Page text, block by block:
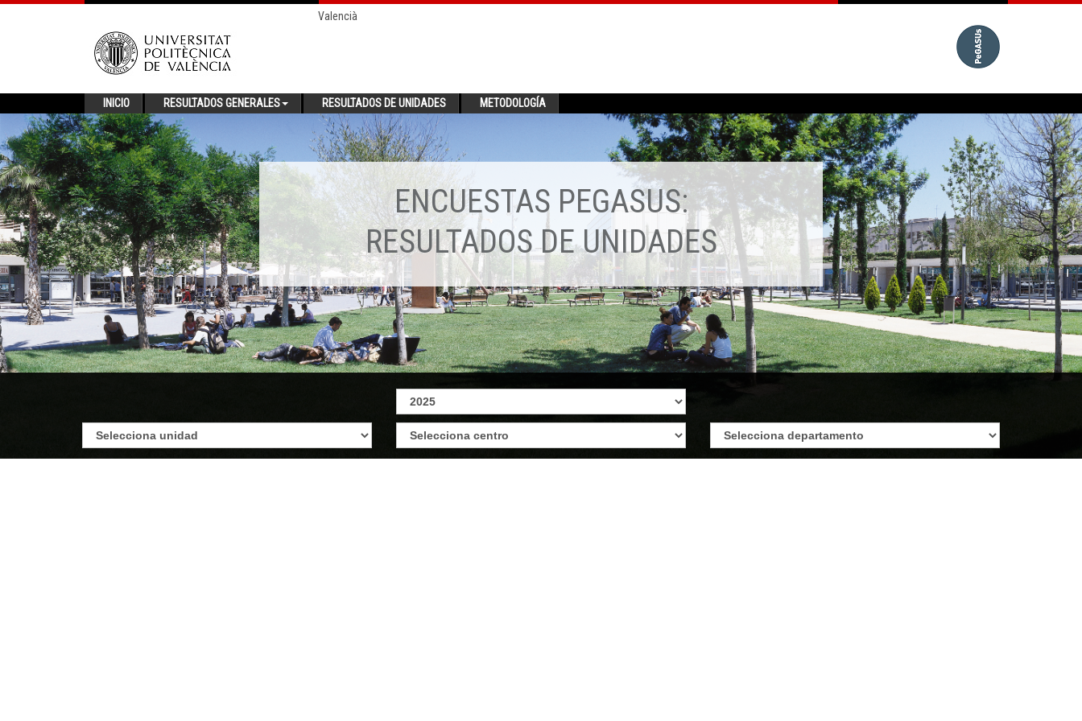
Valencià
INICIO RESULTADOS GENERALES RESULTADOS DE UNIDADES METODOLOGÍA
ENCUESTAS PEGASUS:
RESULTADOS DE UNIDADES